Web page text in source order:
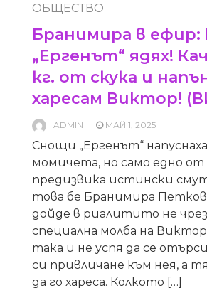
ОБЩЕСТВО
Бранимира в ефир:
„Ергенът“ ядях!
кг. от скука и
харесам Виктор!
ADMIN МАЙ 1, 2025
Снощи „Ергенът“
момичета, но само едно
предизвика истински
това бе Бранимира
дойде в риалитито не
специална молба на
така и не успя да се
си привличане към нея, а
да го хареса. Колкото […]